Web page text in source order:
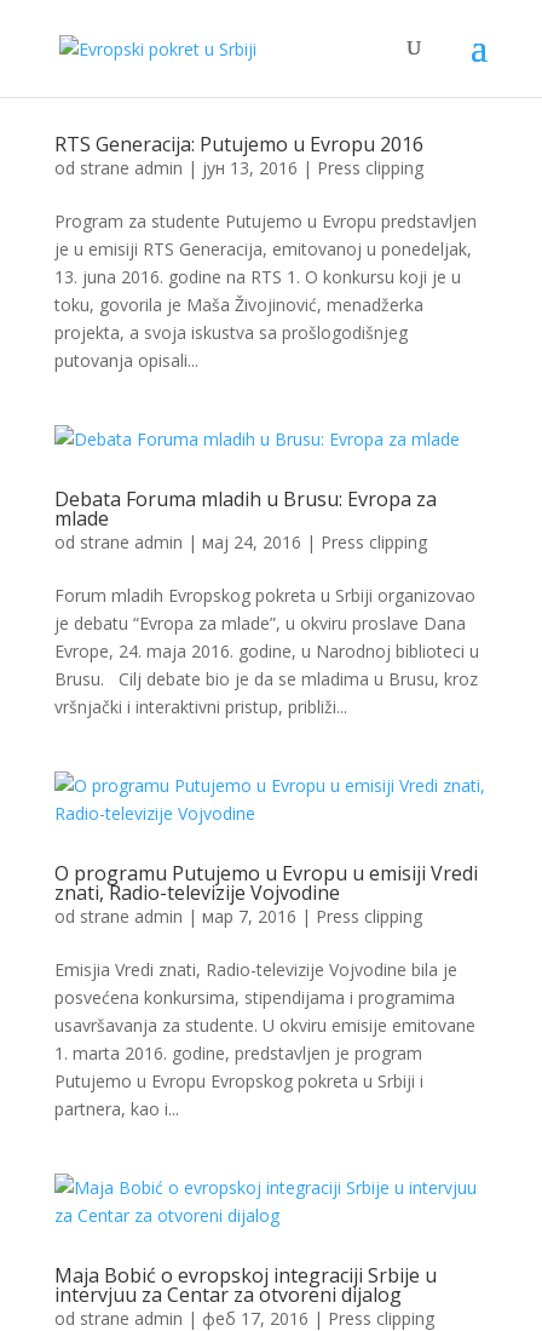
RTS Generacija: Putujemo u Evropu 2016
od strane admin | јун 13, 2016 | Press clipping
Program za studente Putujemo u Evropu predstavljen
je u emisiji RTS Generacija, emitovanoj u ponedeljak,
13. juna 2016. godine na RTS 1. O konkursu koji je u
toku, govorila je Maša Živojinović, menadžerka
projekta, a svoja iskustva sa prošlogodišnjeg
putovanja opisali...
Debata Foruma mladih u Brusu: Evropa za
mlade
od strane admin | мај 24, 2016 | Press clipping
Forum mladih Evropskog pokreta u Srbiji organizovao
je debatu “Evropa za mlade”, u okviru proslave Dana
Evrope, 24. maja 2016. godine, u Narodnoj biblioteci u
Brusu. Cilj debate bio je da se mladima u Brusu, kroz
vršnjački i interaktivni pristup, približi...
O programu Putujemo u Evropu u emisiji Vredi
znati, Radio-televizije Vojvodine
od strane admin | мар 7, 2016 | Press clipping
Emisjia Vredi znati, Radio-televizije Vojvodine bila je
posvećena konkursima, stipendijama i programima
usavršavanja za studente. U okviru emisije emitovane
1. marta 2016. godine, predstavljen je program
Putujemo u Evropu Evropskog pokreta u Srbiji i
partnera, kao i...
Maja Bobić o evropskoj integraciji Srbije u
intervjuu za Centar za otvoreni dijalog
od strane admin | феб 17, 2016 | Press clipping